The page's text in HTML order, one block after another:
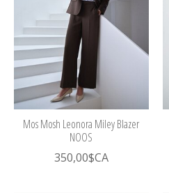
Mos Mosh Leonora Miley Blazer
NOOS
350,00$CA